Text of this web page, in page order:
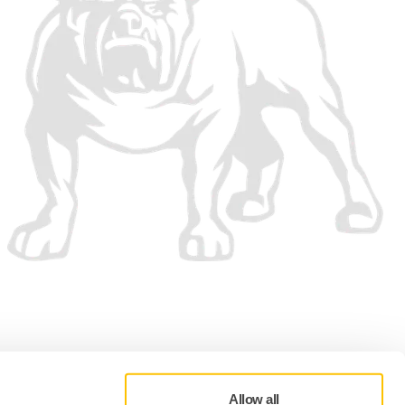
Allow all